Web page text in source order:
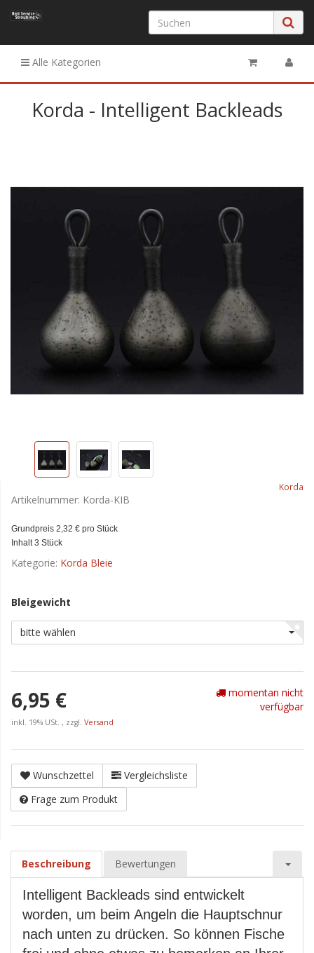
Alle Kategorien
Korda - Intelligent Backleads
Korda
Artikelnummer: Korda-KIB
Grundpreis 2,32 € pro Stück
Inhalt 3 Stück
Kategorie: Korda Bleie
Bleigewicht
bitte wählen
6,95 €
inkl. 19% USt. , zzgl. Versand
momentan nicht
verfügbar
Wunschzettel
Vergleichsliste
Frage zum Produkt
Beschreibung Bewertungen
Intelligent Backleads sind entwickelt
worden, um beim Angeln die Hauptschnur
nach unten zu drücken. So können Fische